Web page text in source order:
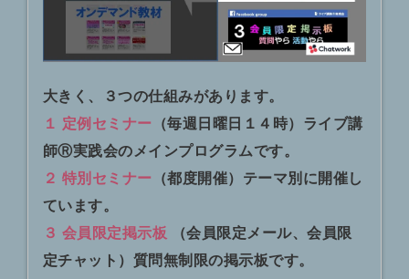
大きく、３つの仕組みがあります。
１ 定例セミナー （毎週日曜日１４時）ライブ講
師Ⓡ実践会のメインプログラムです。
２ 特別セミナー （都度開催）テーマ別に開催し
ています。
３ 会員限定掲示板 （会員限定メール、会員限
定チャット）質問無制限の掲示板です。